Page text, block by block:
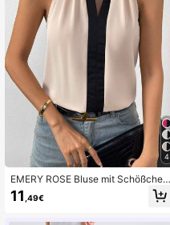
4
EMERY ROSE Bluse mit Schößchen
Saum und Schlüsselloch Ausschnitt
für Abendveranstaltungen, Oberteil
11 ,49€